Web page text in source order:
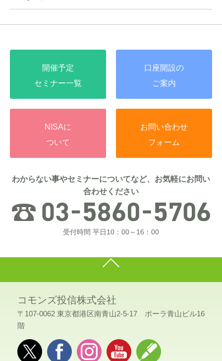
開催予定
セミナー一覧
口座開設の
ご案内
NISAに
ついて
お問い合わせ
フォーム
わからない事やセミナーについてなど、お気軽にお問い
合わせください
受付時間 平日10：00～16：00
コモンズ投信株式会社
〒107-0062 東京都港区南青山2-5-17 ポーラ青山ビル16
階